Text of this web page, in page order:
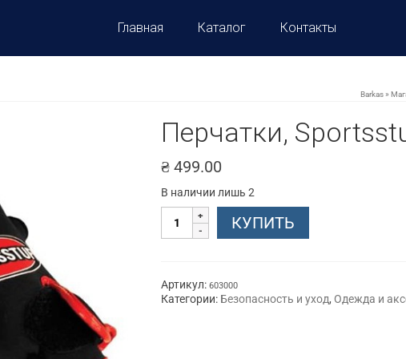
Главная Каталог Контакты
Barkas»
Перчатки,
₴499.00
В наличии лишь 2
Количество
товара
Перчатки,
КУПИТЬ
Артикул: 603000
Категории: Безопасность и уход, Одежда и